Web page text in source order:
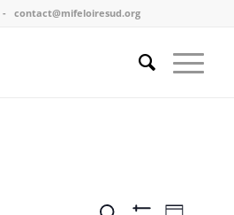
-contact@mifeloiresud.org